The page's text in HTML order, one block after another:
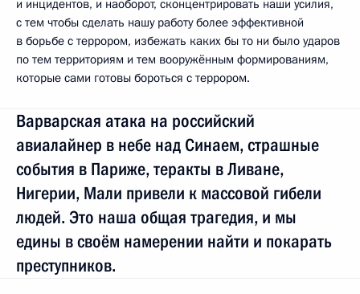
и инцидентов, и наоборот, сконцентрировать наши усилия,
с тем чтобы сделать нашу работу более эффективной
в борьбе с террором, избежать каких бы то ни было ударов
по тем территориям и тем вооружённым формированиям,
которые сами готовы бороться с террором.
Варварская атака на российский
авиалайнер в небе над Синаем, страшные
события в Париже, теракты в Ливане,
Нигерии, Мали привели к массовой гибели
людей. Это наша общая трагедия, и мы
едины в своём намерении найти и покарать
преступников.